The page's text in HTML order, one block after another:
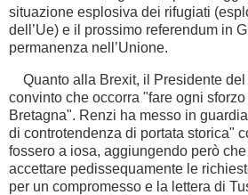
situazione esplosiva dei rifugiati
dell’Ue) e il prossimo referendum in
permanenza nell’Unione.
Quanto alla Brexit, il Presidente
convinto che occorra "fare ogni
Bretagna". Renzi ha messo in
di controtendenza di portata storica"
fossero a iosa, aggiungendo però
accettare pedissequamente le
per un compromesso e la lettera di